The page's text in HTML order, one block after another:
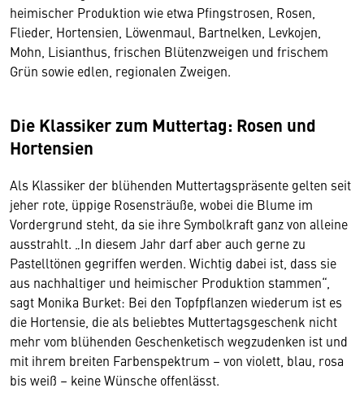
heimischer Produktion wie etwa Pfingstrosen, Rosen,
Flieder, Hortensien, Löwenmaul, Bartnelken, Levkojen,
Mohn, Lisianthus, frischen Blütenzweigen und frischem
Grün sowie edlen, regionalen Zweigen.
Die Klassiker zum Muttertag: Rosen und
Hortensien
Als Klassiker der blühenden Muttertagspräsente gelten seit
jeher rote, üppige Rosensträuße, wobei die Blume im
Vordergrund steht, da sie ihre Symbolkraft ganz von alleine
ausstrahlt. „In diesem Jahr darf aber auch gerne zu
Pastelltönen gegriffen werden. Wichtig dabei ist, dass sie
aus nachhaltiger und heimischer Produktion stammen“,
sagt Monika Burket: Bei den Topfpflanzen wiederum ist es
die Hortensie, die als beliebtes Muttertagsgeschenk nicht
mehr vom blühenden Geschenketisch wegzudenken ist und
mit ihrem breiten Farbenspektrum – von violett, blau, rosa
bis weiß – keine Wünsche offenlässt.